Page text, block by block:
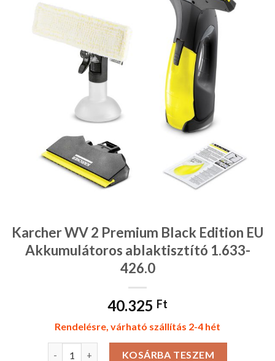
Karcher WV 2 Premium Black Edition EU
Akkumulátoros ablaktisztító 1.633-
426.0
40.325 Ft
Rendelésre, várható szállítás 2-4 hét
Karcher WV 2 Premium Black Edition EU
KOSÁRBA TESZEM